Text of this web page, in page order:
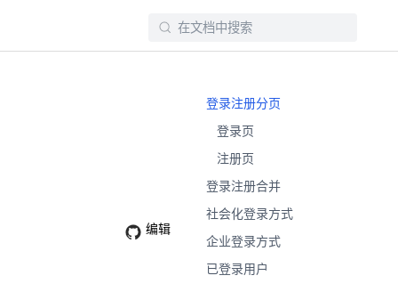
编辑
登录注册分页​
登录页​
注册页​
登录注册合并​
社会化登录方式​
企业登录方式​
已登录用户​